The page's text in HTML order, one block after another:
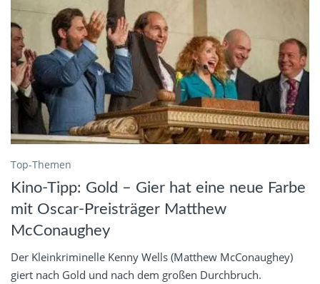
Top-Themen
Kino-Tipp: Gold – Gier hat eine neue Farbe
mit Oscar-Preisträger Matthew
McConaughey
Der Kleinkriminelle Kenny Wells (Matthew McConaughey)
giert nach Gold und nach dem großen Durchbruch.